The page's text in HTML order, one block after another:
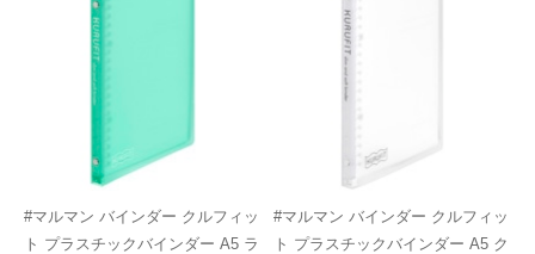
#マルマン バインダー クルフィッ
ト プラスチックバインダー A5 ラ
#マルマン バインダー クルフィッ
ト プラスチックバインダー A5 ク